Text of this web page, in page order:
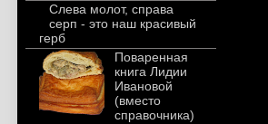
Слева молот, справа
серп - это наш красивый
герб
Поваренная
книга Лидии
Ивановой
(вместо
справочника)